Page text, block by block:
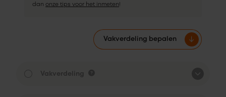
dan onze tips voor het inmeten !
Vakverdeling bepalen